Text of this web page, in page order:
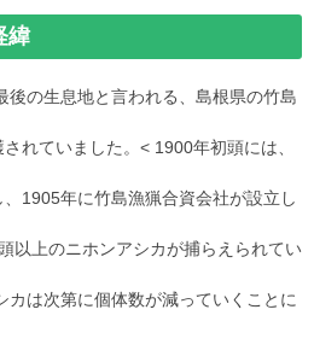
緯
後の生息地と言われる、島根県の竹島
れていました。< 1900年初頭には、
1905年に竹島漁猟合資会社が設立し
以上のニホンアシカが捕らえられてい
カは次第に個体数が減っていくことに